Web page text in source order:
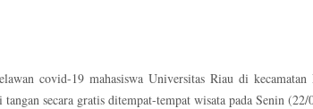
covid-19 mahasiswa Universitas Riau di kecamatan
tangan secara gratis ditempat-tempat wisata pada Senin